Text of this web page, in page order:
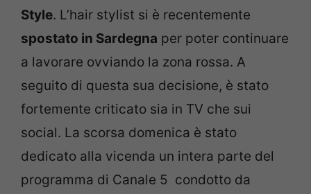
Style. L’hair stylist si è recentemente
spostato in Sardegna per poter continuare
a lavorare ovviando la zona rossa. A
seguito di questa sua decisione, è stato
fortemente criticato sia in TV che sui
social. La scorsa domenica è stato
dedicato alla vicenda un intera parte del
programma di Canale 5 condotto da